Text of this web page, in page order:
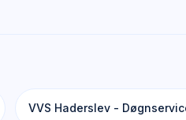
VVS Haderslev -